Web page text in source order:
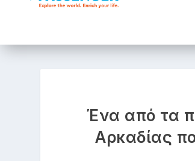
Ένα από τα
Αρκαδίας